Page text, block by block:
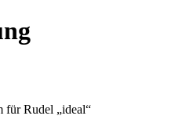
Rudel „ideal“